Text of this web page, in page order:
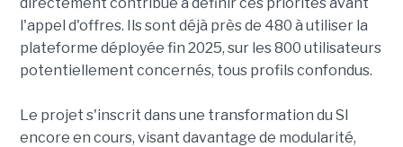
l'appel d'offres. Ils sont déjà près de 480 à utiliser la
plateforme déployée fin 2025, sur les 800 utilisateurs
potentiellement concernés, tous profils confondus.
Le projet s'inscrit dans une transformation du SI
encore en cours, visant davantage de modularité,